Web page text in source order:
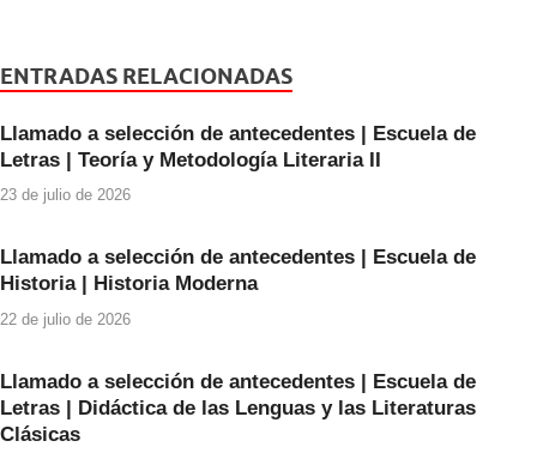
e
o
o
er s
p
ENTRADAS RELACIONADAS
Llamado a selección de antecedentes | Escuela de
Letras | Teoría y Metodología Literaria II
23 de julio de 2026
Llamado a selección de antecedentes | Escuela de
Historia | Historia Moderna
22 de julio de 2026
Llamado a selección de antecedentes | Escuela de
Letras | Didáctica de las Lenguas y las Literaturas
Clásicas